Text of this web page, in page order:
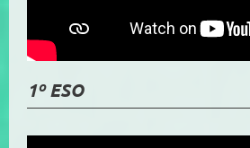
1º ESO